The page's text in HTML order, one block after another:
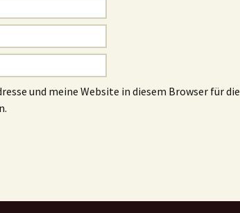
und meine Website in diesem Browser für die